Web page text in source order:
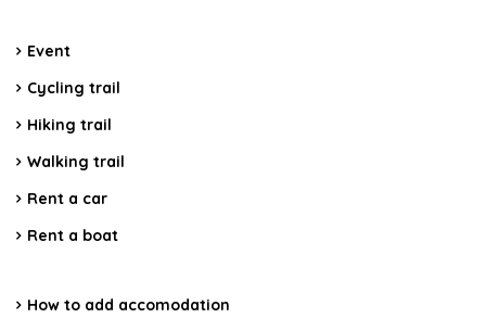
Event
Cycling trail
Hiking trail
Walking trail
Rent a car
Rent a boat
How to add accomodation